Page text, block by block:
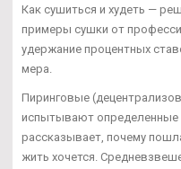
Как сушиться и худеть —
примеры сушки от
удержание процентных
мера.
Пиринговые
испытывают определенные
рассказывает, почему
жить хочется.